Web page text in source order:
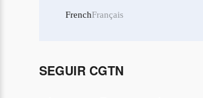
FrenchFrançais
SEGUIR CGTN